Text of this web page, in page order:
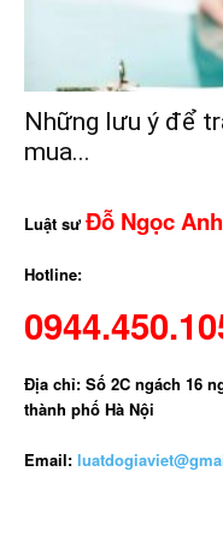
Những lưu ý để
mua...
Luật sưĐỗ Ngọc Anh
Hotline:
Địa chỉ: Số 2C ngách 16
thành phố Hà Nội
Email: